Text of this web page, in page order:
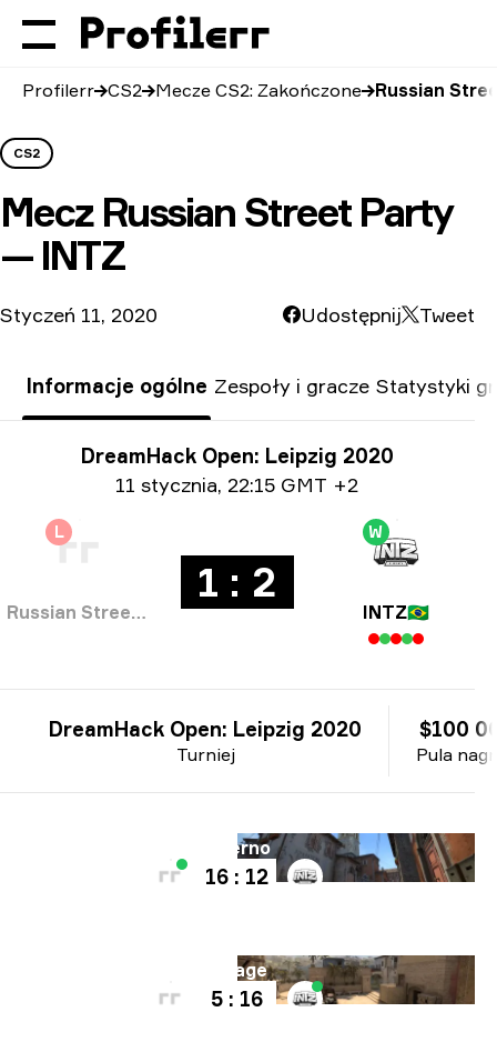
Profilerr CS2 Mecze CS2: Zakończone Russian
CS2
Mecz Russian Street Party
— INTZ
Styczeń 11, 2020 Udostępnij Tweet
Informacje ogólne Zespoły i gracze Statystyki
Informacje o turnieju
DreamHack Open: Leipzig 2020
Informacje o dacie
11 stycznia, 22:15 GMT +2
L
Russian Street Party
1 : 2
W
INTZ🇧🇷
Turniej
DreamHack Open: Leipzig 2020
Pula
$100
Inferno
16 : 12
Mirage
5 : 16